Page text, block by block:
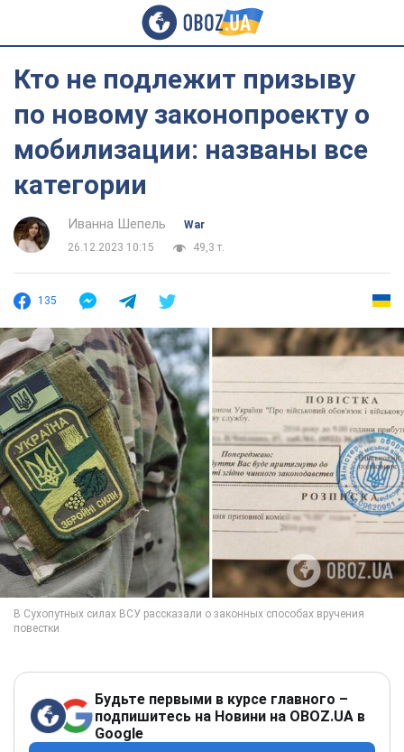
Кто не подлежит призыву
по новому законопроекту о
мобилизации: названы все
категории
Иванна Шепель
War
26.12.2023 10:15
49,3 т.
135
Будьте первыми в курсе главного –
подпишитесь на Новини на OBOZ.UA в
Google